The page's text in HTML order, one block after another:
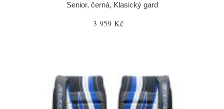
Senior, černá, Klasický gard
3 959 Kč